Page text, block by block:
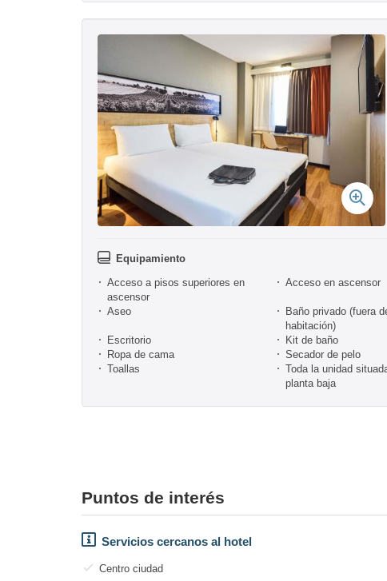
Equipamiento
Acceso a pisos superiores en
ascensor
Acceso en ascensor
Aseo
Baño privado (fuera
habitación)
Escritorio Kit de baño
Ropa de cama
Secador de pelo
Toallas
Toda la unidad
planta baja
Puntos de interés
Servicios cercanos al hotel
Centro ciudad